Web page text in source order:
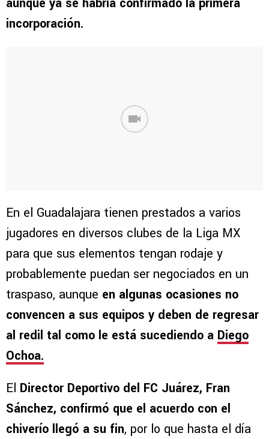
aunque ya se habría confirmado la primera
incorporación.
En el Guadalajara tienen prestados a varios
jugadores en diversos clubes de la Liga MX
para que sus elementos tengan rodaje y
probablemente puedan ser negociados en un
traspaso, aunque en algunas ocasiones no
convencen a sus equipos y deben de regresar
al redil tal como le está sucediendo a Diego
Ochoa.
El Director Deportivo del FC Juárez, Fran
Sánchez, confirmó que el acuerdo con el
chiverío llegó a su fin, por lo que hasta el día